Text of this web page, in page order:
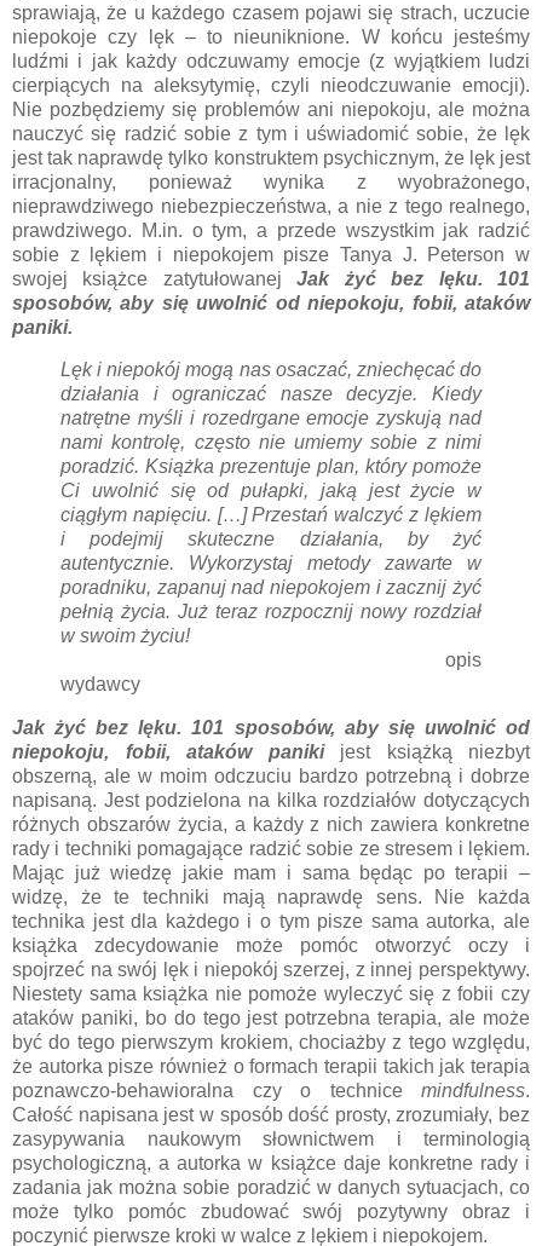
sprawiają, że u każdego czasem pojawi się strach, uczucie
niepokoje czy lęk – to nieuniknione. W końcu jesteśmy
ludźmi i jak każdy odczuwamy emocje (z wyjątkiem ludzi
cierpiących na aleksytymię, czyli nieodczuwanie emocji).
Nie pozbędziemy się problemów ani niepokoju, ale można
nauczyć się radzić sobie z tym i uświadomić sobie, że lęk
jest tak naprawdę tylko konstruktem psychicznym, że lęk jest
irracjonalny, ponieważ wynika z wyobrażonego,
nieprawdziwego niebezpieczeństwa, a nie z tego realnego,
prawdziwego. M.in. o tym, a przede wszystkim jak radzić
sobie z lękiem i niepokojem pisze Tanya J. Peterson w
swojej książce zatytułowanej Jak żyć bez lęku. 101
sposobów, aby się uwolnić od niepokoju, fobii, ataków
paniki.
Lęk i niepokój mogą nas osaczać, zniechęcać do
działania i ograniczać nasze decyzje. Kiedy
natrętne myśli i rozedrgane emocje zyskują nad
nami kontrolę, często nie umiemy sobie z nimi
poradzić. Książka prezentuje plan, który pomoże
Ci uwolnić się od pułapki, jaką jest życie w
ciągłym napięciu. […] Przestań walczyć z lękiem
i podejmij skuteczne działania, by żyć
autentycznie. Wykorzystaj metody zawarte w
poradniku, zapanuj nad niepokojem i zacznij żyć
pełnią życia. Już teraz rozpocznij nowy rozdział
w swoim życiu!
opis
wydawcy
Jak żyć bez lęku. 101 sposobów, aby się uwolnić od
niepokoju, fobii, ataków panikijest książką niezbyt
obszerną, ale w moim odczuciu bardzo potrzebną i dobrze
napisaną. Jest podzielona na kilka rozdziałów dotyczących
różnych obszarów życia, a każdy z nich zawiera konkretne
rady i techniki pomagające radzić sobie ze stresem i lękiem.
Mając już wiedzę jakie mam i sama będąc po terapii –
widzę, że te techniki mają naprawdę sens. Nie każda
technika jest dla każdego i o tym pisze sama autorka, ale
książka zdecydowanie może pomóc otworzyć oczy i
spojrzeć na swój lęk i niepokój szerzej, z innej perspektywy.
Niestety sama książka nie pomoże wyleczyć się z fobii czy
ataków paniki, bo do tego jest potrzebna terapia, ale może
być do tego pierwszym krokiem, chociażby z tego względu,
że autorka pisze również o formach terapii takich jak terapia
poznawczo-behawioralna czy o technice mindfulness.
Całość napisana jest w sposób dość prosty, zrozumiały, bez
zasypywania naukowym słownictwem i terminologią
psychologiczną, a autorka w książce daje konkretne rady i
zadania jak można sobie poradzić w danych sytuacjach, co
może tylko pomóc zbudować swój pozytywny obraz i
poczynić pierwsze kroki w walce z lękiem i niepokojem.